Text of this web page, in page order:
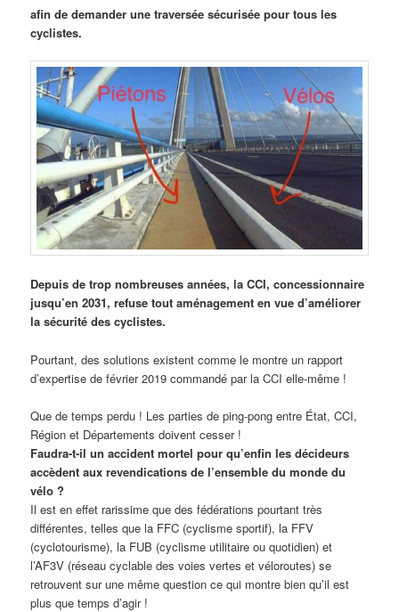
afin de demander une traversée sécurisée pour tous les
cyclistes.
Depuis de trop nombreuses années, la CCI, concessionnaire
jusqu’en 2031, refuse tout aménagement en vue d’améliorer
la sécurité des cyclistes.
Pourtant, des solutions existent comme le montre un rapport
d’expertise de février 2019 commandé par la CCI elle-même !
Que de temps perdu ! Les parties de ping-pong entre État, CCI,
Région et Départements doivent cesser !
Faudra-t-il un accident mortel pour qu’enfin les décideurs
accèdent aux revendications de l’ensemble du monde du
vélo ?
Il est en effet rarissime que des fédérations pourtant très
différentes, telles que la FFC (cyclisme sportif), la FFV
(cyclotourisme), la FUB (cyclisme utilitaire ou quotidien) et
l’AF3V (réseau cyclable des voies vertes et véloroutes) se
retrouvent sur une même question ce qui montre bien qu’il est
plus que temps d’agir !